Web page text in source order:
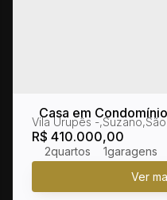
Casa em
SP no
R$ 410.000,00
Vila Urupês ,Suzano,
2 1